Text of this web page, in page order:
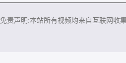
免责声明:本站所有视频均来自互联网收